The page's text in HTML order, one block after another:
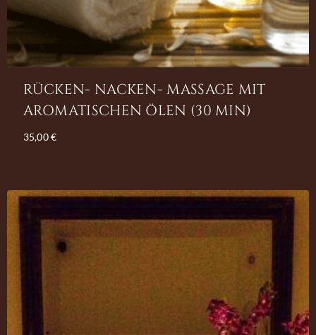
RÜCKEN- NACKEN- MASSAGE MIT
AROMATISCHEN ÖLEN (30 MIN)
35,00€